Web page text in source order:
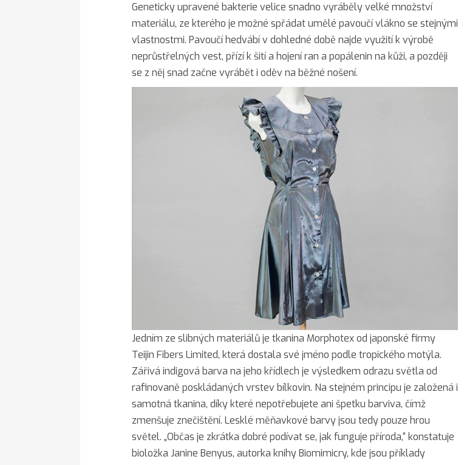
Geneticky upravené bakterie velice snadno vyráběly velké množství
materiálu, ze kterého je možné spřádat umělé pavoučí vlákno se stejnými
vlastnostmi. Pavoučí hedvábí v dohledné době najde využití k výrobě
neprůstřelných vest, přízí k šití a hojení ran a popálenin na kůži, a později
se z něj snad začne vyrábět i oděv na běžné nošení.
Jedním ze slibných materiálů je tkanina Morphotex od japonské firmy
Teijin Fibers Limited, která dostala své jméno podle tropického motýla.
Zářivá indigová barva na jeho křídlech je výsledkem odrazu světla od
rafinovaně poskládaných vrstev bílkovin. Na stejném principu je založená i
samotná tkanina, díky které nepotřebujete ani špetku barviva, čímž
zmenšuje znečištění. Lesklé měňavkové barvy jsou tedy pouze hrou
světel. „Občas je zkrátka dobré podívat se, jak funguje příroda,“ konstatuje
bioložka Janine Benyus, autorka knihy Biomimicry, kde jsou příklady